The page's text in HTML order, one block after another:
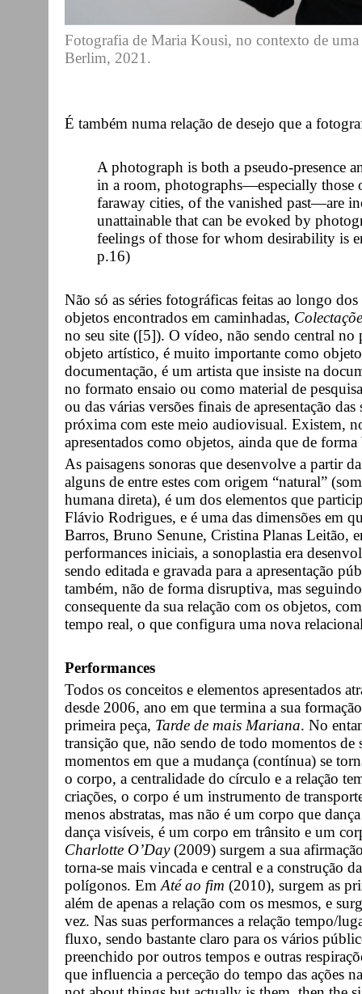
Fotografia de Maria Kousi, no contexto de uma
Berlim, 2021.
É também numa relação de desejo que a
A photograph is both a pseudo-presence
in a room, photographs—especially those
faraway cities, of the vanished past—are
unattainable that can be evoked by
feelings of those for whom desirability is
p.16)
Não só as séries fotográficas feitas ao longo
objetos encontrados em caminhadas,
no seu site ([5]). O vídeo, não sendo central
objeto artístico, é muito importante como
documentação, é um artista que insiste na
no formato ensaio ou como material de
ou das várias versões finais de apresentação
próxima com este meio audiovisual. Existem,
apresentados como objetos, ainda que de
As paisagens sonoras que desenvolve a partir
alguns de entre estes com origem “natural”
humana direta), é um dos elementos que
Flávio Rodrigues, e é uma das dimensões em
Barros, Bruno Senune, Cristina Planas Leitão,
performances iniciais, a sonoplastia era
sendo editada e gravada para a apresentação
também, não de forma disruptiva, mas
consequente da sua relação com os objetos,
tempo real, o que configura uma nova
Performances
Todos os conceitos e elementos apresentados
desde 2006, ano em que termina a sua
primeira peça, Tarde de mais Mariana. No
transição que, não sendo de todo momentos de
momentos em que a mudança (contínua) se
o corpo, a centralidade do círculo e a relação
criações, o corpo é um instrumento de
menos abstratas, mas não é um corpo que
dança visíveis, é um corpo em trânsito e um
Charlotte O’Day(2009) surgem a sua
torna-se mais vincada e central e a construção
polígonos. Em Até ao fim (2010), surgem as
além de apenas a relação com os mesmos, e
vez. Nas suas performances a relação tempo/
fluxo, sendo bastante claro para os vários
preenchido por outros tempos e outras
que influencia a perceção do tempo das ações